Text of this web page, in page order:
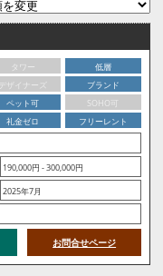
タワー
低層
デザイナーズ
ブランド
ペット可
SOHO可
礼金ゼロ
フリーレント
190,000円 - 300,000円
2025年7月
お問合せページ